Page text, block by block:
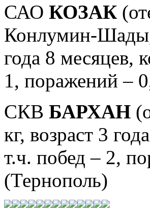
САО КОЗАК
Конлумин-
года 8 месяцев,
1, поражений –
СКВ БАРХАН
кг, возраст 3
т.ч. побед – 2,
(Тернополь)